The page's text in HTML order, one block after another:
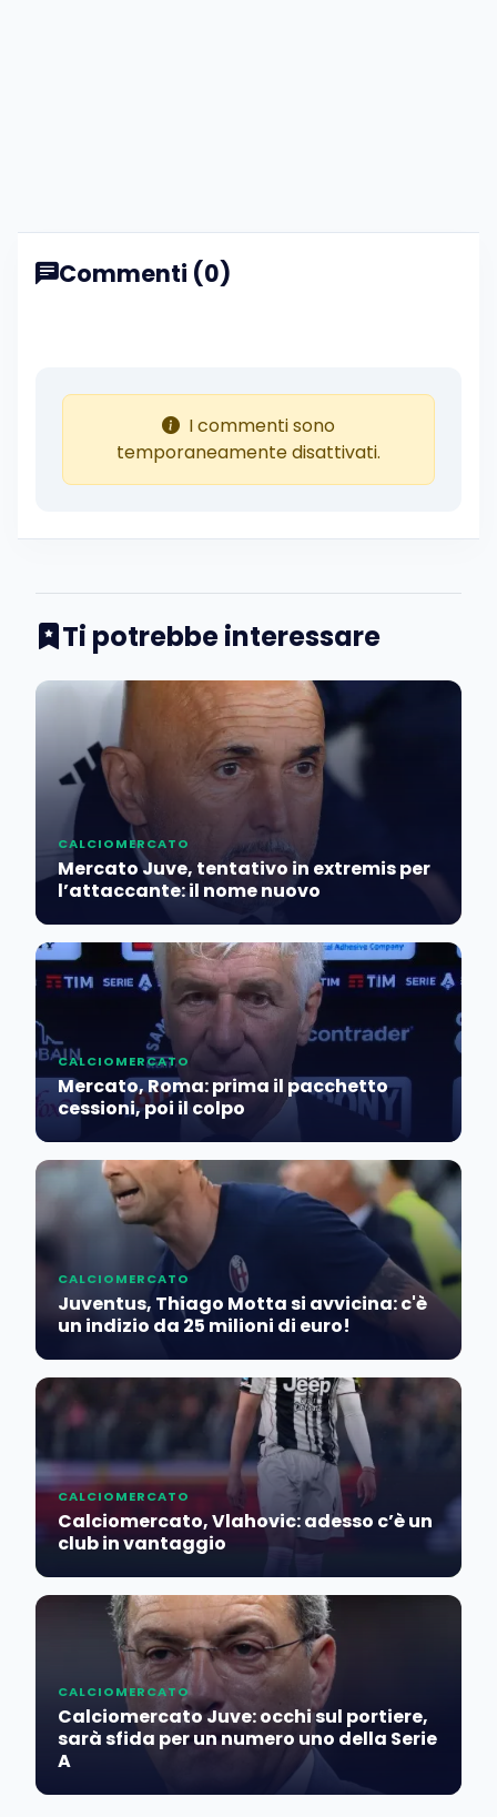
Commenti (0)
I commenti sono
temporaneamente disattivati.
Ti potrebbe interessare
CALCIOMERCATO
Mercato Juve, tentativo in extremis per
l’attaccante: il nome nuovo
CALCIOMERCATO
Mercato, Roma: prima il pacchetto
cessioni, poi il colpo
CALCIOMERCATO
Juventus, Thiago Motta si avvicina: c'è
un indizio da 25 milioni di euro!
CALCIOMERCATO
Calciomercato, Vlahovic: adesso c’è un
club in vantaggio
CALCIOMERCATO
Calciomercato Juve: occhi sul portiere,
sarà sfida per un numero uno della Serie
A